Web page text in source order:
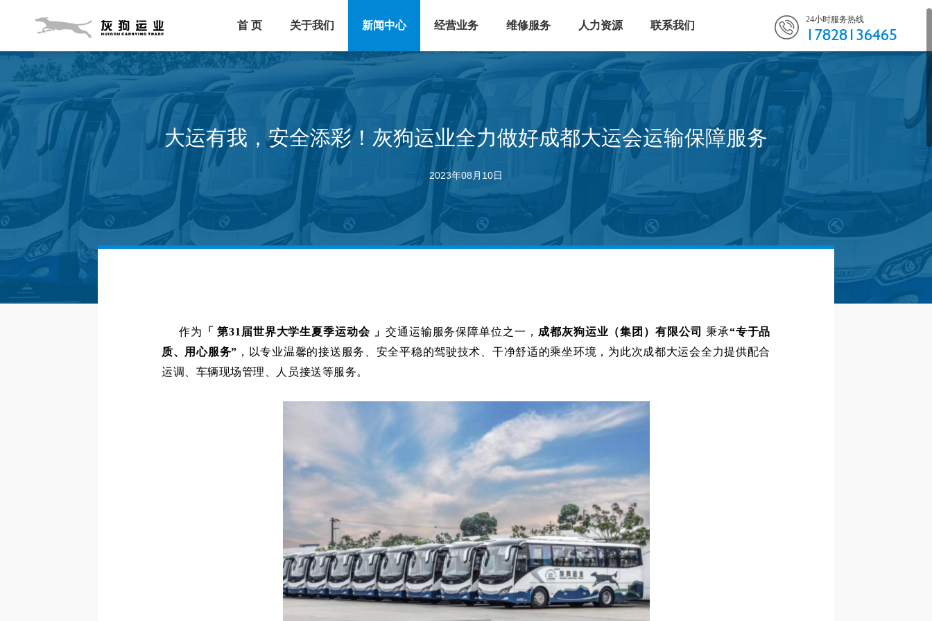
首 页 关于我们 新闻中心 经营业务 维修服务 人力资源 联系我们 24小时服务热线
17828136465
大运有我，安全添彩！灰狗运业全力做好成都大运会运输保障服务
2023年08月10日
作为 「 第31届世界大学生夏季运动会 」 交通运输服务保障单位之一， 成都灰狗运业（集团）有限公司 秉承“专于品
质、用心服务” ，以专业温馨的接送服务、安全平稳的驾驶技术、干净舒适的乘坐环境，为此次成都大运会全力提供配合
运调、车辆现场管理、人员接送等服务。